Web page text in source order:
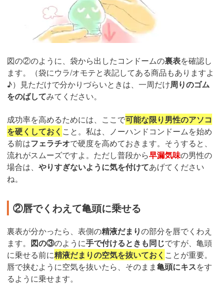
図の②のように、袋から出したコンドームの裏表を確認し
ます。（袋にウラ/オモテと表記してある商品もありますよ
♪）見ただけで分かりづらいときは、一周だけ周りのゴム
をのばしてみてください。
成功率を高めるためには、ここで可能な限り男性のアソコ
を硬くしておく こと。私は、ノーハンドコンドームを始め
る前はフェラチオで硬度を高めておきます。そうすると、
流れがスムーズですよ。ただし普段から早漏気味の男性の
場合は、 やりすぎないように気を付けてあげてください
ね。
②唇でくわえて亀頭に乗せる
裏表が分かったら、表側の精液だまりの部分を唇でくわえ
ます。 図の③のように手で付けるときも同じですが、亀頭
に乗せる前に精液だまりの空気を抜いておく ことが重要。
唇で挟むように空気を抜いたら、そのまま亀頭にキスをす
るように乗せます。